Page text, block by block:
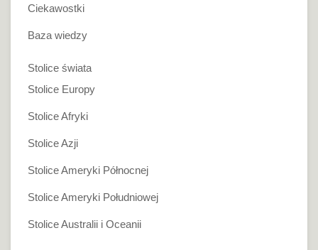
Ciekawostki
Baza wiedzy
Stolice świata
Stolice Europy
Stolice Afryki
Stolice Azji
Stolice Ameryki Północnej
Stolice Ameryki Południowej
Stolice Australii i Oceanii